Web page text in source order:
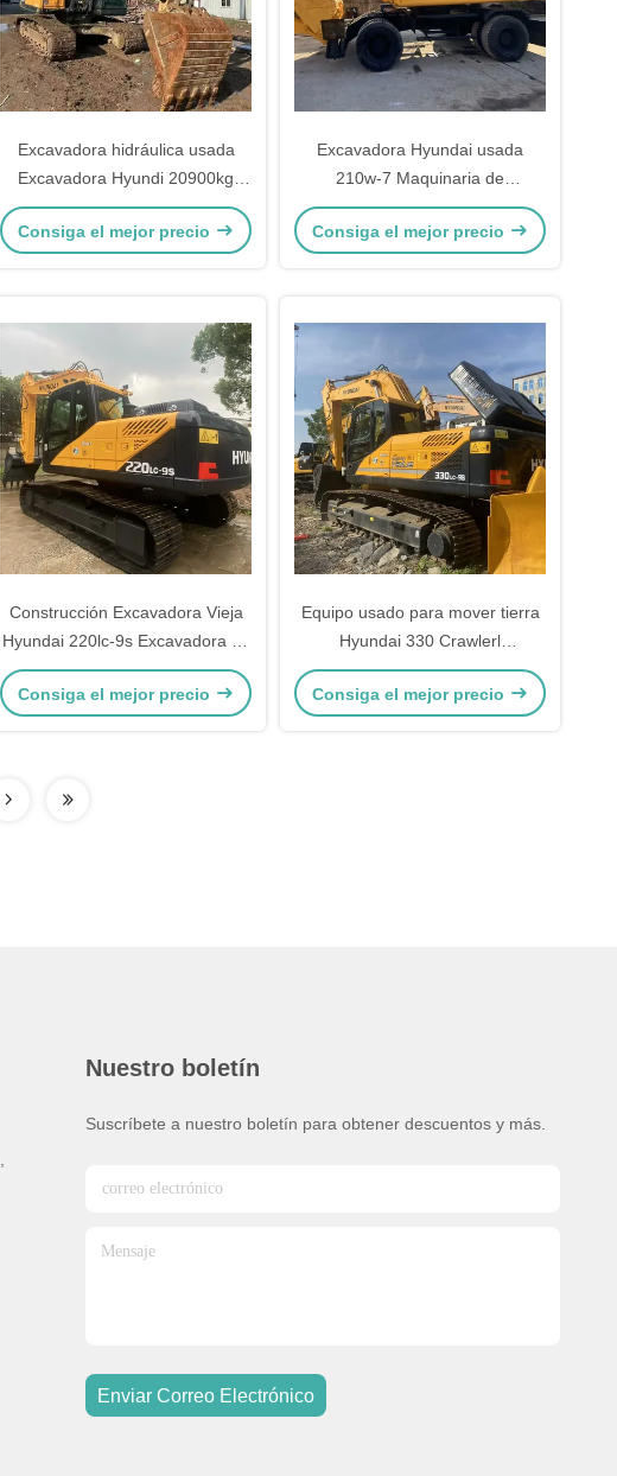
Excavadora hidráulica usada
Excavadora Hyundi 20900kg
125KW Excavadora de
movimiento de tierra vieja
Consiga el mejor precio
Excavadora Hyundai usada
210w-7 Maquinaria de
construcción con pistas
antiabrasivas
Consiga el mejor precio
Construcción Excavadora Vieja
Hyundai 220lc-9s Excavadora de
segunda mano amarilla
Consiga el mejor precio
Equipo usado para mover tierra
Hyundai 330 Crawlerl
Excavadora 32.84 toneladas de
segunda mano
Consiga el mejor precio
Nuestro boletín
Suscríbete a nuestro boletín para obtener descuentos y más.
Enviar Correo Electrónico